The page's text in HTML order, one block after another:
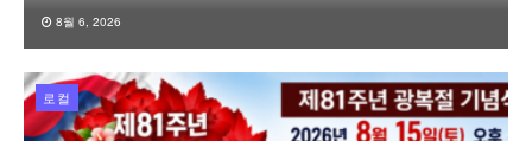
8월 6, 2026
로컬